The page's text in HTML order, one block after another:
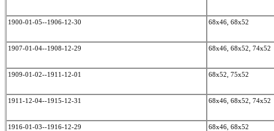
1900-01-05--1906-12-30 68x46, 68x52
1907-01-04--1908-12-29 68x46, 68x52, 74x52
1909-01-02--1911-12-01 68x52, 75x52
1911-12-04--1915-12-31 68x46, 68x52, 74x52
1916-01-03--1916-12-29 68x46, 68x52